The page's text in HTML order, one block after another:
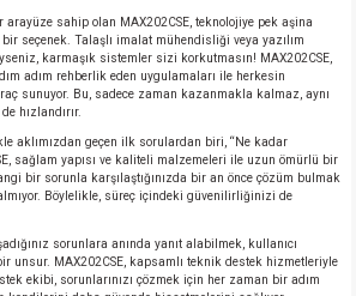
arayüze sahip olan MAX202CSE, teknolojiye pek aşina
seçenek. Talaşlı imalat mühendisliği veya yazılım
karmaşık sistemler sizi korkutmasın! MAX202CSE,
adım rehberlik eden uygulamaları ile herkesin
sunuyor. Bu, sadece zaman kazanmakla kalmaz, aynı
hızlandırır.
aklımızdan geçen ilk sorulardan biri, “Ne kadar
sağlam yapısı ve kaliteli malzemeleri ile uzun ömürlü bir
bir sorunla karşılaştığınızda bir an önce çözüm bulmak
Böylelikle, süreç içindeki güvenilirliğinizi de
sorunlara anında yanıt alabilmek, kullanıcı
unsur. MAX202CSE, kapsamlı teknik destek hizmetleriyle
ekibi, sorunlarınızı çözmek için her zaman bir adım